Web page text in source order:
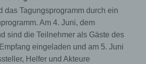
das Tagungsprogramm durch ein
Am 4. Juni, dem
sind die Teilnehmer als Gäste des
eingeladen und am 5. Juni
Helfer und Akteure
dieser natürlichen Person zu
oder vorherzusagen.